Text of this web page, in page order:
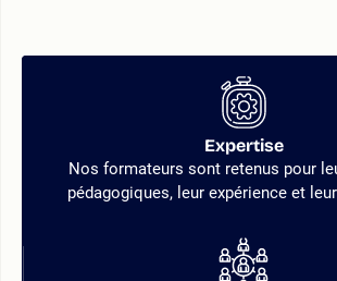
Expertise
Nos formateurs sont retenus pour
pédagogiques, leur expérience et